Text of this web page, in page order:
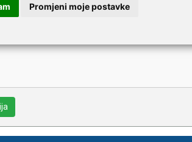
Promjeni moje postavke